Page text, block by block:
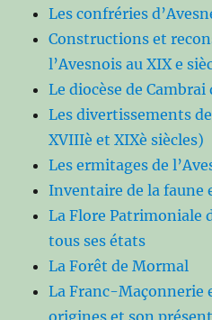
Les confréries
Constructions et
l’Avesnois au XIX e
Le diocèse de Cambrai
Les divertissements
XVIIIè et XIXè siècles)
Les ermitages de
Inventaire de la faune
La Flore Patrimoniale
tous ses états
La Forêt de Mormal
La Franc-Maçonnerie